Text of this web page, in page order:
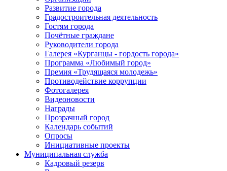
Развитие города
Градостроительная деятельность
Гостям города
Почётные граждане
Руководители города
Галерея «Курганцы - гордость города»
Программа «Любимый город»
Премия «Трудящаяся молодежь»
Противодействие коррупции
Фотогалерея
Видеоновости
Награды
Прозрачный город
Календарь событий
Опросы
Инициативные проекты
Муниципальная служба
Кадровый резерв